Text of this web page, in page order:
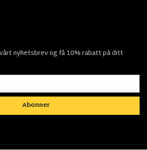
nyhetsbrev og få 10% rabatt på ditt
Abonner